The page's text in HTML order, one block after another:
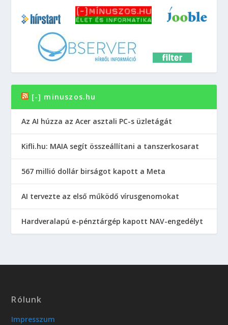
[-] minuszos.hu
Az AI húzza az Acer asztali PC-s üzletágát
Kifli.hu: MAIA segít összeállítani a tanszerkosarat
567 millió dollár birságot kapott a Meta
AI tervezte az első működő vírusgenomokat
Hardveralapú e-pénztárgép kapott NAV-engedélyt
Rólunk
Impresszum